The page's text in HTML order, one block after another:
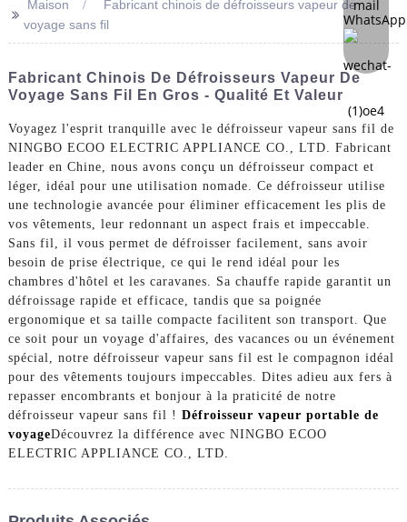
>> Maison
Fabricant chinois de défroisseurs vapeur de
voyage sans fil
Fabricant Chinois De Défroisseurs Vapeur De
Voyage Sans Fil En Gros - Qualité Et Valeur
Voyagez l'esprit tranquille avec le défroisseur vapeur sans fil de
NINGBO ECOO ELECTRIC APPLIANCE CO., LTD. Fabricant
leader en Chine, nous avons conçu un défroisseur compact et
léger, idéal pour une utilisation nomade. Ce défroisseur utilise
une technologie avancée pour éliminer efficacement les plis de
vos vêtements, leur redonnant un aspect frais et impeccable.
Sans fil, il vous permet de défroisser facilement, sans avoir
besoin de prise électrique, ce qui le rend idéal pour les
chambres d'hôtel et les caravanes. Sa chauffe rapide garantit un
défroissage rapide et efficace, tandis que sa poignée
ergonomique et sa taille compacte facilitent son transport. Que
ce soit pour un voyage d'affaires, des vacances ou un événement
spécial, notre défroisseur vapeur sans fil est le compagnon idéal
pour des vêtements toujours impeccables. Dites adieu aux fers à
repasser encombrants et bonjour à la praticité de notre
défroisseur vapeur sans fil ! Défroisseur vapeur portable de
voyageDécouvrez la différence avec NINGBO ECOO
ELECTRIC APPLIANCE CO., LTD.